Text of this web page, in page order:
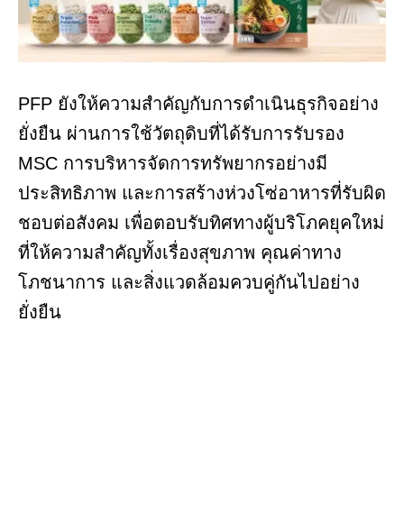
PFP ยังให้ความสำคัญกับการดำเนินธุรกิจอย่าง
ยั่งยืน ผ่านการใช้วัตถุดิบที่ได้รับการรับรอง
MSC การบริหารจัดการทรัพยากรอย่างมี
ประสิทธิภาพ และการสร้างห่วงโซ่อาหารที่รับผิด
ชอบต่อสังคม เพื่อตอบรับทิศทางผู้บริโภคยุคใหม่
ที่ให้ความสำคัญทั้งเรื่องสุขภาพ คุณค่าทาง
โภชนาการ และสิ่งแวดล้อมควบคู่กันไปอย่าง
ยั่งยืน